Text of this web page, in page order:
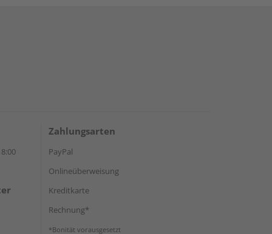
Zahlungsarten
PayPal
Onlineüberweisung
Kreditkarte
Rechnung*
*Bonität vorausgesetzt